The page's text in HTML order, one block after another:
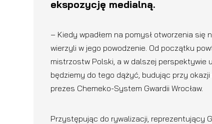
ekspozycję medialną.
– Kiedy wpadłem na pomysł otworzenia
wierzyli w jego powodzenie. Od początku
mistrzostw Polski, a w dalszej perspektywie
będziemy do tego dążyć, budując przy
prezes Chemeko-System Gwardii Wrocław.
Przystępując do rywalizacji, reprezentujący